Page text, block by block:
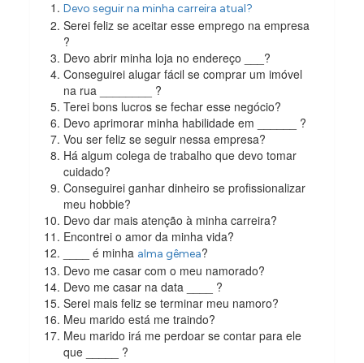
Devo seguir na minha carreira atual?
Serei feliz se aceitar esse emprego na empresa
?
Devo abrir minha loja no endereço ___?
Conseguirei alugar fácil se comprar um imóvel
na rua ________ ?
Terei bons lucros se fechar esse negócio?
Devo aprimorar minha habilidade em ______ ?
Vou ser feliz se seguir nessa empresa?
Há algum colega de trabalho que devo tomar
cuidado?
Conseguirei ganhar dinheiro se profissionalizar
meu hobbie?
Devo dar mais atenção à minha carreira?
Encontrei o amor da minha vida?
____ é minha alma gêmea?
Devo me casar com o meu namorado?
Devo me casar na data ____ ?
Serei mais feliz se terminar meu namoro?
Meu marido está me traindo?
Meu marido irá me perdoar se contar para ele
que _____ ?